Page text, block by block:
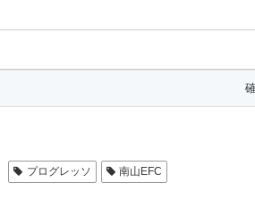
プログレッソ 南山EFC